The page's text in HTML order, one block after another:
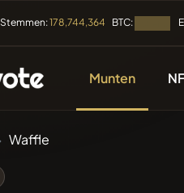
Stemmen:178,744,364 BTC:
Munten
Waffle